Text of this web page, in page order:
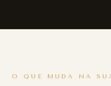
O QUE MUDA NA